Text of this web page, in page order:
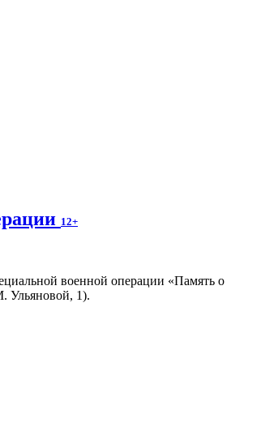
12+
военной операции «Память о
Ульяновой, 1).